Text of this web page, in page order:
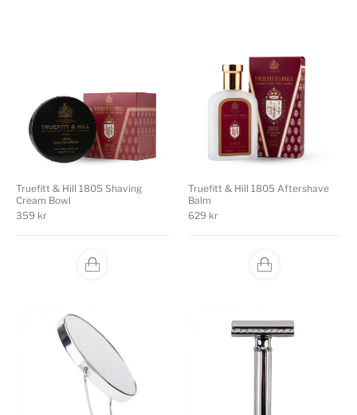
Truefitt & Hill 1805 Shaving
Cream Bowl
359 kr
Truefitt & Hill 1805 Aftershave
Balm
629 kr